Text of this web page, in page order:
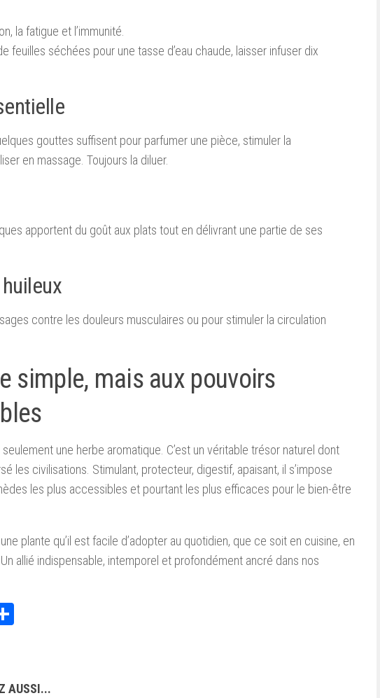
la fatigue et l’immunité.
feuilles séchées pour une tasse d’eau chaude, laisser infuser dix
gouttes suffisent pour parfumer une pièce, stimuler la
en massage. Toujours la diluer.
apportent du goût aux plats tout en délivrant une partie de ses
contre les douleurs musculaires ou pour stimuler la circulation
simple, mais aux pouvoirs
seulement une herbe aromatique. C’est un véritable trésor naturel dont
les civilisations. Stimulant, protecteur, digestif, apaisant, il s’impose
les plus accessibles et pourtant les plus efficaces pour le bien-être
plante qu’il est facile d’adopter au quotidien, que ce soit en cuisine, en
allié indispensable, intemporel et profondément ancré dans nos
AUSSI...